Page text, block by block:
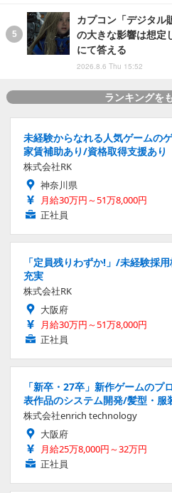
カプコン「デジタル
の大きな影響は想
にて答える
2026.8.6 Thu 15:52
ランキングを
未経験からなれる人気ゲームの
家賃補助あり/資格取得支援あり
株式会社RK
神奈川県
月給30万円～51万8,000円
正社員
「定員残りわずか!」/未経験採
充実
株式会社RK
大阪府
月給30万円～51万8,000円
正社員
「新卒・27卒」新作ゲームの
表作品のシステム開発/髪型・服
株式会社enrich technology
大阪府
月給25万8,000円～32万円
正社員